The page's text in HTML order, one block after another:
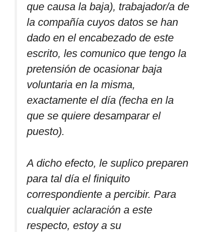
que causa la baja), trabajador/a de
la compañía cuyos datos se han
dado en el encabezado de este
escrito, les comunico que tengo la
pretensión de ocasionar baja
voluntaria en la misma,
exactamente el día (fecha en la
que se quiere desamparar el
puesto).
A dicho efecto, le suplico preparen
para tal día el finiquito
correspondiente a percibir. Para
cualquier aclaración a este
respecto, estoy a su